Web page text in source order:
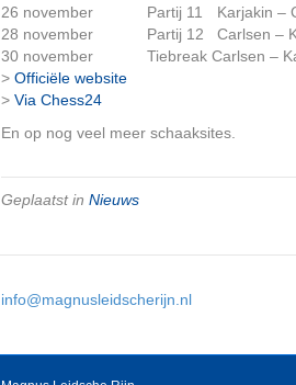
26 november
Partij 11 Karjakin –
28 november
Partij 12 Carlsen –
30 november
Tiebreak Carlsen –
> Officiële website
> Via Chess24
En op nog veel meer schaaksites.
Geplaatst in Nieuws
info@magnusleidscherijn.nl